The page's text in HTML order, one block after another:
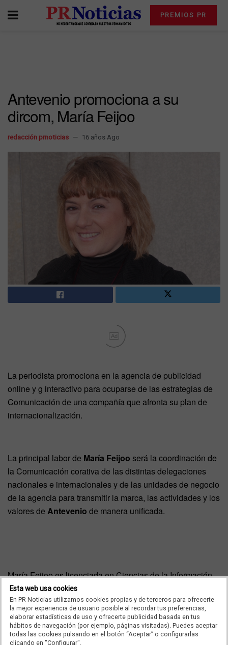
PREMIOS PR
Antevenio promociona a su
dircom, María Feijoo
redacción prnoticias 16 años Ago
Ad
La periodista promociona en la agencia de publicidad
online y g interactivo para ocuparse de las estrategias de
Comunicación de una compañía que afronta su plan de
internacionalización.
La principal labor de María Feijoo será la coordinación de
la Comunicación corativa de las distintas delegaciones
nacionales e internacionales y de las unidades de negocio
de la agencia para transmitir la marca, las actividades y los
valores de Antevenio de manera unificada.
María Feijoo es licenciada en Ciencias de la Información
laUniversidad de Navarra
Empresarial y Dirección de Comunicación elInstituto de
Empresa. Ha trabajado en medios comoEl Mundoy
Actividad Económicaantes de incorarse el año pasado a
Antevenio procedente del grupo Inforpress donde gestionó
Esta web usa cookies
En PR Noticias utilizamos cookies propias y de terceros para ofrecerte
la mejor experiencia de usuario posible al recordar tus preferencias,
elaborar estadísticas de uso y ofrecerte publicidad basada en tus
hábitos de navegación (por ejemplo, páginas visitadas). Puedes aceptar
todas las cookies pulsando en el botón “Aceptar” o configurarlas
clicando en "Configurar".